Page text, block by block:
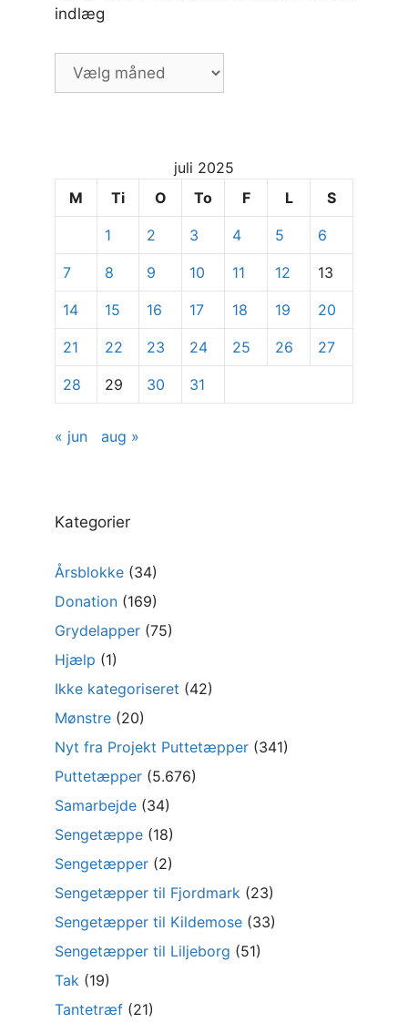
indlæg
Vælg
måned
specifikke
juli 2025
M
Ti O To F L S
1 2 3 4 5 6
7 8 9 10 11 12 13
14 15 16 17 18 19 20
21 22 23 24 25 26 27
28 29 30 31
« jun aug »
Kategorier
Årsblokke (34)
Donation (169)
Grydelapper (75)
Hjælp (1)
Ikke kategoriseret (42)
Mønstre (20)
Nyt fra Projekt Puttetæpper (341)
Puttetæpper (5.676)
Samarbejde (34)
Sengetæppe (18)
Sengetæpper (2)
Sengetæpper til Fjordmark (23)
Sengetæpper til Kildemose (33)
Sengetæpper til Liljeborg (51)
Tak (19)
Tantetræf (21)